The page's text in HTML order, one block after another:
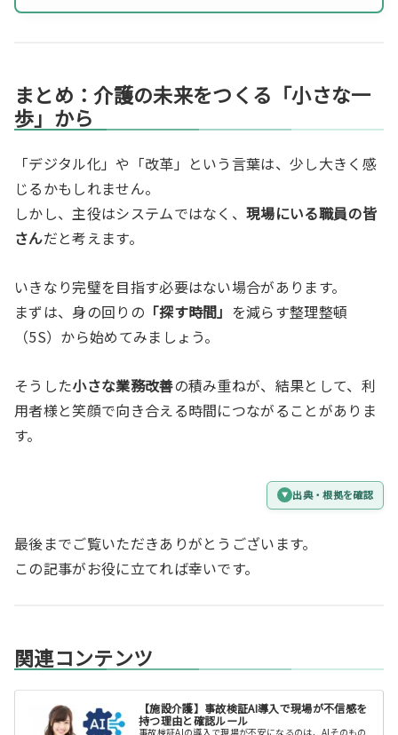
まとめ：介護の未来をつくる「小さな一
歩」から
「デジタル化」や「改革」という言葉は、少し大きく感
じるかもしれません。
しかし、主役はシステムではなく、現場にいる職員の皆
さんだと考えます。
いきなり完璧を目指す必要はない場合があります。
まずは、身の回りの 「探す時間」 を減らす整理整頓
（5S）から始めてみましょう。
そうした小さな業務改善の積み重ねが、結果として、利
用者様と笑顔で向き合える時間につながることがありま
す。
出典・根拠を確認
最後までご覧いただきありがとうございます。
この記事がお役に立てれば幸いです。
関連コンテンツ
【施設介護】事故検証AI導入で現場が不信感を
持つ理由と確認ルール
事故検証AIの導入で現場が不安になるのは、AIそのもの